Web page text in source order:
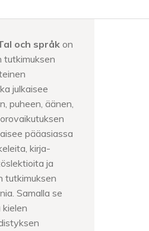
och språkon
tutkimuksen
julkaisee
puheen, äänen,
pääasiassa
kirja-
ja
tutkimuksen
Samalla se
kielen